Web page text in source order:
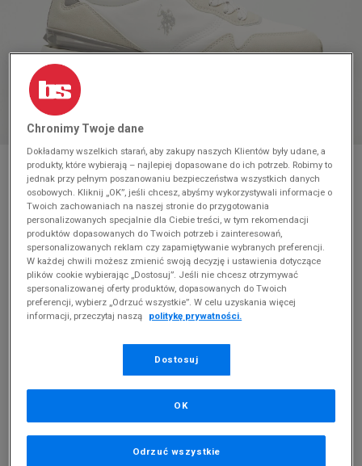
* Zdjęcie poglądowe
U.S. POLO ASSN. BAYLE
Produkt pochodzi z końcówek aktualnych kolekcji, ubiegłych
sezonów lub z ekspozycji. Szczegóły.
449,99 zł cena rekomendowana przez producenta
150 zł
Wybierz rozmiar
Chronimy Twoje dane
Dokładamy wszelkich starań, aby zakupy naszych Klientów były udane, a
produkty, które wybierają – najlepiej dopasowane do ich potrzeb. Robimy to
jednak przy pełnym poszanowaniu bezpieczeństwa wszystkich danych
osobowych. Kliknij „OK”, jeśli chcesz, abyśmy wykorzystywali informacje o
Twoich zachowaniach na naszej stronie do przygotowania
personalizowanych specjalnie dla Ciebie treści, w tym rekomendacji
produktów dopasowanych do Twoich potrzeb i zainteresowań,
spersonalizowanych reklam czy zapamiętywanie wybranych preferencji.
W każdej chwili możesz zmienić swoją decyzję i ustawienia dotyczące
plików cookie wybierając „Dostosuj”. Jeśli nie chcesz otrzymywać
spersonalizowanej oferty produktów, dopasowanych do Twoich
preferencji, wybierz „Odrzuć wszystkie”. W celu uzyskania więcej
informacji, przeczytaj naszą
politykę prywatności.
Dostosuj
Odrzuć wszystkie
OK